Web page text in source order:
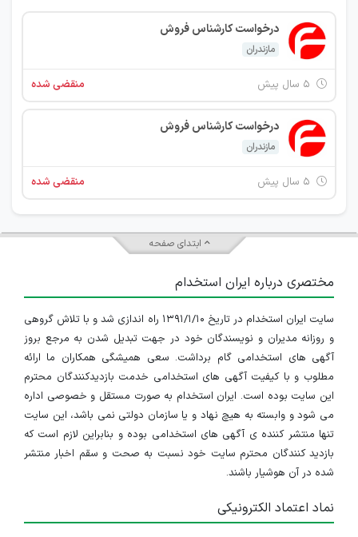
درخواست کارشناس فروش
مازندران
منقضی شده
درخواست کارشناس فروش
مازندران
منقضی شده
ابتدای صفحه
مختصری درباره ایران استخدام
سایت ایران استخدام در تاریخ ۱۳۹۱/۱/۱۰ راه اندازی شد و با تلاش گروهی
و روزانه مدیران و نویسندگان خود در جهت تبدیل شدن به مرجع بروز
آگهی های استخدامی گام برداشت. سعی همیشگی همکاران ما ارائه
مطلوب و با کیفیت آگهی های استخدامی خدمت بازدیدکنندگان محترم
این سایت بوده است. ایران استخدام به صورت مستقل و خصوصی اداره
می شود و وابسته به هیچ نهاد و یا سازمان دولتی نمی باشد، این سایت
تنها منتشر کننده ی آگهی های استخدامی بوده و بنابراین لازم است که
بازدید کنندگان محترم سایت خود نسبت به صحت و سقم اخبار منتشر
شده در آن هوشیار باشند.
نماد اعتماد الکترونیکی